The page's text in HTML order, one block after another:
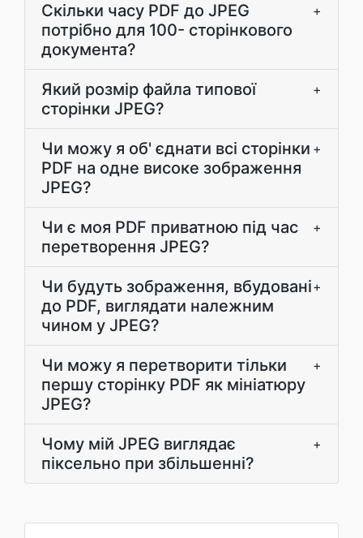
Скільки часу PDF до JPEG
потрібно для 100- сторінкового
документа?
+
Який розмір файла типової
сторінки JPEG?
+
Чи можу я об' єднати всі сторінки
PDF на одне високе зображення
JPEG?
+
Чи є моя PDF приватною під час
перетворення JPEG?
+
Чи будуть зображення, вбудовані
до PDF, виглядати належним
чином у JPEG?
+
Чи можу я перетворити тільки
першу сторінку PDF як мініатюру
JPEG?
+
Чому мій JPEG виглядає
піксельно при збільшенні?
+